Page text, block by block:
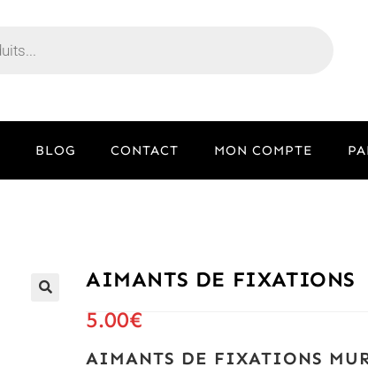
BLOG CONTACT MON COMPTE
AIMANTS DE FIXATIONS
5.00€
AIMANTS DE FIXATIONS